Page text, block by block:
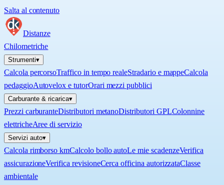
Salta al contenuto
Distanze
Chilometriche
Strumenti▾
Calcola percorsoTraffico in tempo realeStradario e mappeCalcola
pedaggioAutovelox e tutorOrari mezzi pubblici
Carburante & ricarica▾
Prezzi carburanteDistributori metanoDistributori GPLColonnine
elettricheAree di servizio
Servizi auto▾
Calcola rimborso kmCalcolo bollo autoLe mie scadenzeVerifica
assicurazioneVerifica revisioneCerca officina autorizzataClasse
ambientale